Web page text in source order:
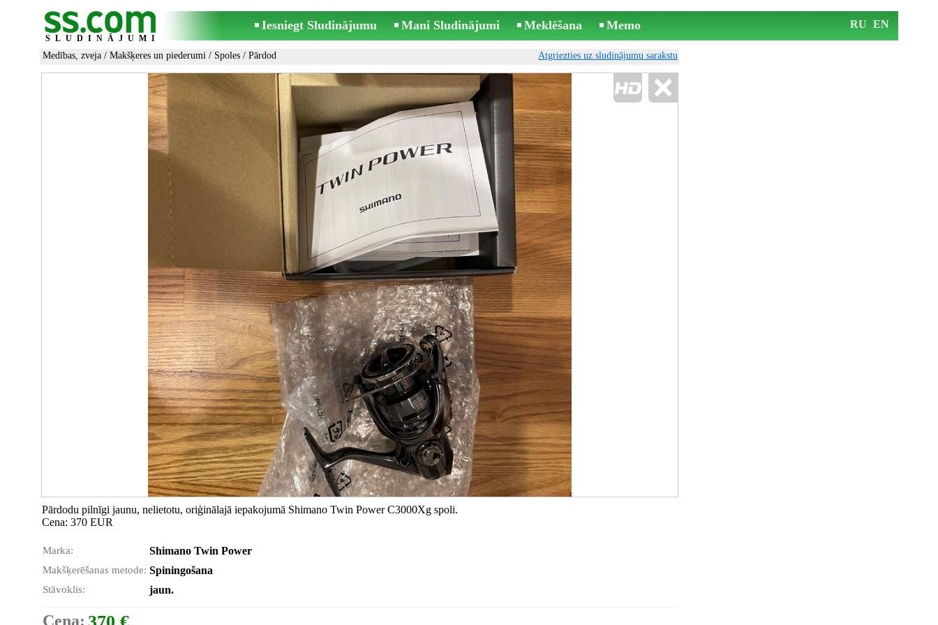
SLUDINĀJUMI
Iesniegt Sludinājumu Mani Sludinājumi Meklēšana Memo RU EN
Medības, zveja / Makšķeres un piederumi / Spoles / Pārdod Atgriezties uz sludinājumu sarakstu
Pārdodu pilnīgi jaunu, nelietotu, oriģinālajā iepakojumā Shimano Twin Power C3000Xg spoli.
Cena: 370 EUR
Marka: Shimano Twin Power
Makšķerēšanas metode: Spiningošana
Stāvoklis: jaun.
Cena: